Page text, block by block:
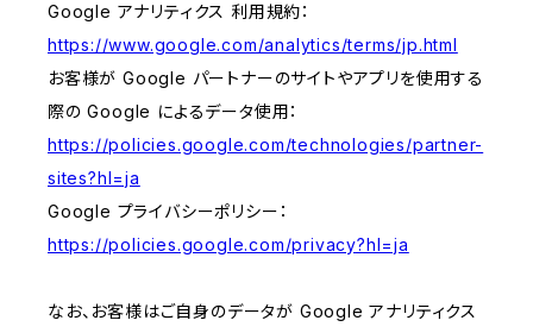
Google アナリティクス 利用規約：
https://www.google.com/analytics/terms/jp.html
お客様が Google パートナーのサイトやアプリを使用する
際の Google によるデータ使用：
https://policies.google.com/technologies/partner-
sites?hl=ja
Google プライバシーポリシー：
https://policies.google.com/privacy?hl=ja
なお、お客様はご自身のデータが Google アナリティクス